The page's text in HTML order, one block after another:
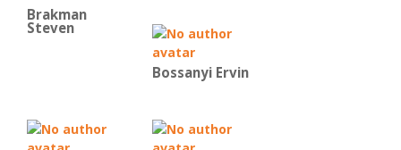
Brakman
Steven
Bossanyi Ervin